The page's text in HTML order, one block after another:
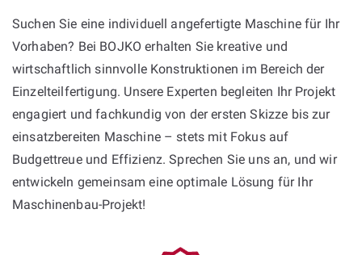
Suchen Sie eine individuell angefertigte Maschine für Ihr
Vorhaben? Bei BOJKO erhalten Sie kreative und
wirtschaftlich sinnvolle Konstruktionen im Bereich der
Einzelteilfertigung. Unsere Experten begleiten Ihr Projekt
engagiert und fachkundig von der ersten Skizze bis zur
einsatzbereiten Maschine – stets mit Fokus auf
Budgettreue und Effizienz. Sprechen Sie uns an, und wir
entwickeln gemeinsam eine optimale Lösung für Ihr
Maschinenbau-Projekt!